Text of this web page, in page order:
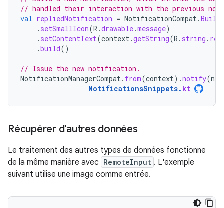
// handled their interaction with the previous
val repliedNotification = NotificationCompat .
. setSmallIcon(R .drawable.message)
. setContentText(context .getString(R . string .
.build()
// Issue the new notification.
NotificationManagerCompat . from(context).notify(
NotificationsSnippets. kt
Récupérer d'autres données
Le traitement des autres types de données fonctionne
de la même manière avec RemoteInput . L'exemple
suivant utilise une image comme entrée.